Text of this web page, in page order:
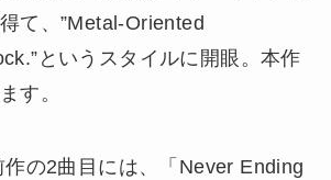
て、”Metal-Oriented
というスタイルに開眼。本作
す。
の2曲目には、「Never Ending